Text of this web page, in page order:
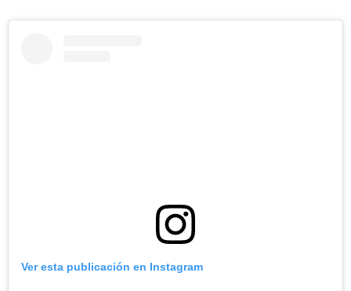
Ver esta publicación en Instagram